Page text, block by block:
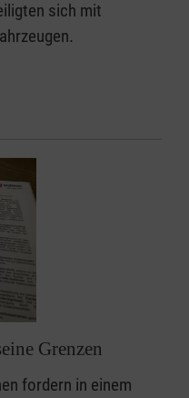
sich mit
Grenzen
fordern in einem